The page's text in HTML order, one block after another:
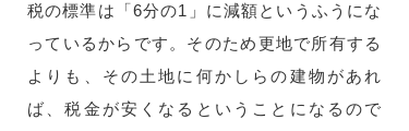
税の標準は「6分の1」に減額というふうにな
っているからです。そのため更地で所有する
よりも、その土地に何かしらの建物があれ
ば、税金が安くなるということになるので